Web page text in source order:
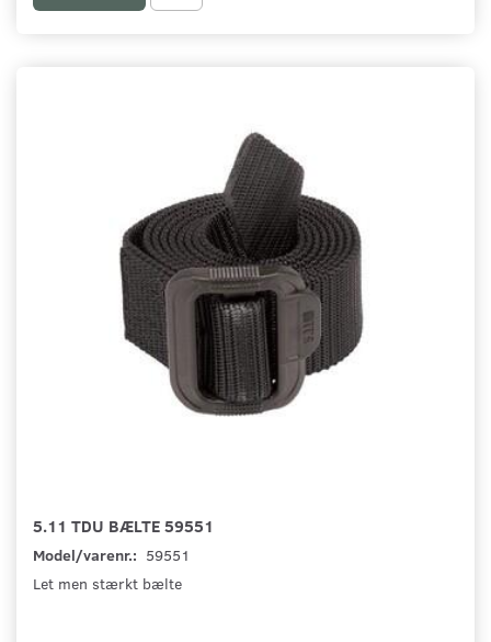
5.11 TDU BÆLTE 59551
Model/varenr.: 59551
Let men stærkt bælte